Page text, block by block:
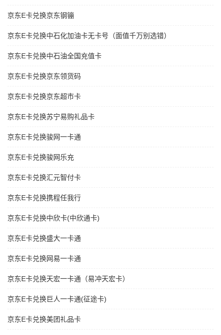
京东E卡兑换京东钢镚
京东E卡兑换中石化加油卡无卡号（面值千万别选错）
京东E卡兑换中石油全国充值卡
京东E卡兑换京东领货码
京东E卡兑换京东超市卡
京东E卡兑换苏宁易购礼品卡
京东E卡兑换骏网一卡通
京东E卡兑换骏网乐充
京东E卡兑换汇元智付卡
京东E卡兑换携程任我行
京东E卡兑换中欣卡(中欣通卡)
京东E卡兑换盛大一卡通
京东E卡兑换网易一卡通
京东E卡兑换天宏一卡通（易冲天宏卡）
京东E卡兑换巨人一卡通(征途卡)
京东E卡兑换美团礼品卡